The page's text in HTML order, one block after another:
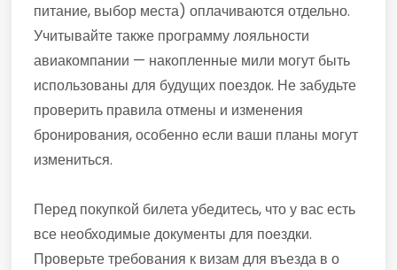
питание, выбор места) оплачиваются отдельно.
Учитывайте также программу лояльности
авиакомпании — накопленные мили могут быть
использованы для будущих поездок. Не забудьте
проверить правила отмены и изменения
бронирования, особенно если ваши планы могут
измениться.
Перед покупкой билета убедитесь, что у вас есть
все необходимые документы для поездки.
Проверьте требования к визам для въезда в о